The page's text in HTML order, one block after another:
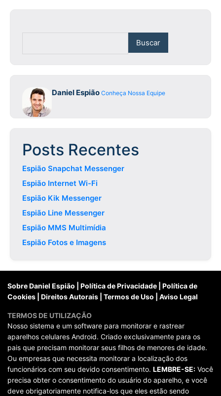
Buscar
Daniel Espião Conheça Nossa Equipe
Posts Recentes
Espião Snapchat Messenger
Espião Internet Wi-Fi
Espião Kik Messenger
Espião Line Messenger
Espião MMS Multimídia
Espião Fotos e Imagens
Sobre Daniel Espião Política de Privacidade
Política de
Cookies
Direitos Autorais Termos de Uso Aviso Legal
TERMOS DE UTILIZAÇÃO
Nosso sistema e um software para monitorar e rastrear
aparelhos celulares Android. Criado exclusivamente para os
pais que precisam monitorar seus filhos de menores de idade.
Ou empresas que necessita monitorar a localização dos
funcionários com seu devido consentimento. LEMBRE-SE: Você
precisa obter o consentimento do usuário do aparelho, e você
deve obrigatoriamente notifica-los que eles estão sendo